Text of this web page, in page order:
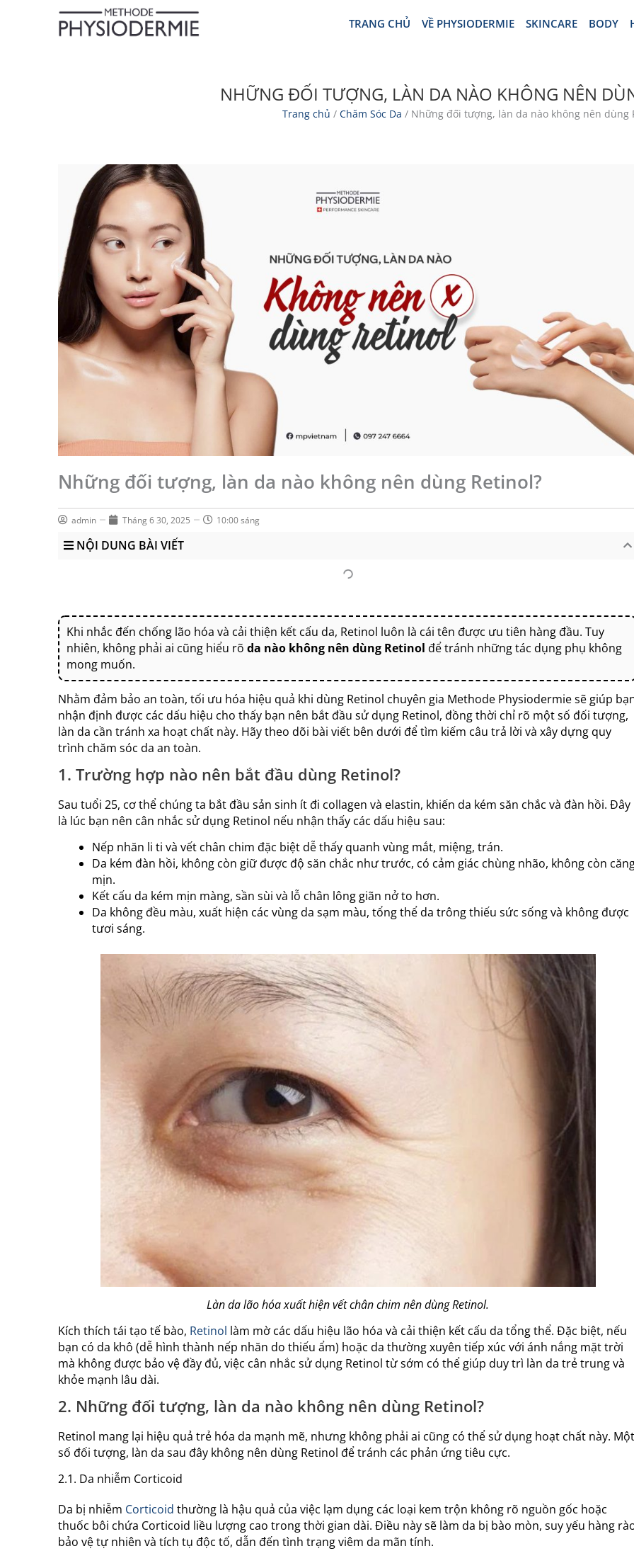
TRANG CHỦ VỀ PHYSIODERMIE SKINCARE BODY
NHỮNG ĐỐI TƯỢNG, LÀN DA NÀO KHÔNG NÊN
Trang chủ / Chăm Sóc Da / Những đối tượng, làn da nào không nên dùng
Những đối tượng, làn da nào không nên dùng Retinol?
admin Tháng 6 30, 2025 10:00 sáng
NỘI DUNG BÀI VIẾT
Khi nhắc đến chống lão hóa và cải thiện kết cấu da, Retinol luôn là cái tên được ưu tiên hàng đầu. Tuy
nhiên, không phải ai cũng hiểu rõ da nào không nên dùng Retinol để tránh những tác dụng phụ không
mong muốn.
Nhằm đảm bảo an toàn, tối ưu hóa hiệu quả khi dùng Retinol chuyên gia Methode Physiodermie sẽ giúp
nhận định được các dấu hiệu cho thấy bạn nên bắt đầu sử dụng Retinol, đồng thời chỉ rõ một số đối tượng,
làn da cần tránh xa hoạt chất này. Hãy theo dõi bài viết bên dưới để tìm kiếm câu trả lời và xây dựng quy
trình chăm sóc da an toàn.
1. Trường hợp nào nên bắt đầu dùng Retinol?
Sau tuổi 25, cơ thể chúng ta bắt đầu sản sinh ít đi collagen và elastin, khiến da kém săn chắc và đàn hồi. Đây
là lúc bạn nên cân nhắc sử dụng Retinol nếu nhận thấy các dấu hiệu sau:
Nếp nhăn li ti và vết chân chim đặc biệt dễ thấy quanh vùng mắt, miệng, trán.
Da kém đàn hồi, không còn giữ được độ săn chắc như trước, có cảm giác chùng nhão, không còn
mịn.
Kết cấu da kém mịn màng, sần sùi và lỗ chân lông giãn nở to hơn.
Da không đều màu, xuất hiện các vùng da sạm màu, tổng thể da trông thiếu sức sống và không được
tươi sáng.
Làn da lão hóa xuất hiện vết chân chim nên dùng Retinol.
Kích thích tái tạo tế bào, Retinol làm mờ các dấu hiệu lão hóa và cải thiện kết cấu da tổng thể. Đặc biệt, nếu
bạn có da khô (dễ hình thành nếp nhăn do thiếu ẩm) hoặc da thường xuyên tiếp xúc với ánh nắng mặt trời
mà không được bảo vệ đầy đủ, việc cân nhắc sử dụng Retinol từ sớm có thể giúp duy trì làn da trẻ trung và
khỏe mạnh lâu dài.
2. Những đối tượng, làn da nào không nên dùng Retinol?
Retinol mang lại hiệu quả trẻ hóa da mạnh mẽ, nhưng không phải ai cũng có thể sử dụng hoạt chất này. Một
số đối tượng, làn da sau đây không nên dùng Retinol để tránh các phản ứng tiêu cực.
2.1. Da nhiễm Corticoid
Da bị nhiễm Corticoid thường là hậu quả của việc lạm dụng các loại kem trộn không rõ nguồn gốc hoặc
thuốc bôi chứa Corticoid liều lượng cao trong thời gian dài. Điều này sẽ làm da bị bào mòn, suy yếu hàng
bảo vệ tự nhiên và tích tụ độc tố, dẫn đến tình trạng viêm da mãn tính.